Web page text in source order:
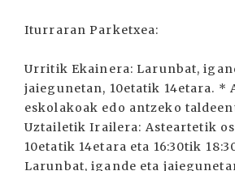
Iturraran Parketxea:
Urritik Ekainera: Larunbat,
jaiegunetan, 10etatik 14etara. *
eskolakoak edo antzeko
Uztailetik Irailera: Asteartetik
10etatik 14etara eta 16:30tik
Larunbat, igande eta